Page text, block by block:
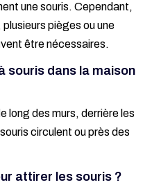
une souris. Cependant,
pièges ou une
être nécessaires.
souris dans la maison
long des murs, derrière les
circulent ou près des
attirer les souris ?